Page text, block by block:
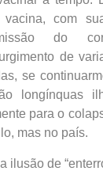
com
do
de
se
longínquas
para o
mas no país.
ilusão de